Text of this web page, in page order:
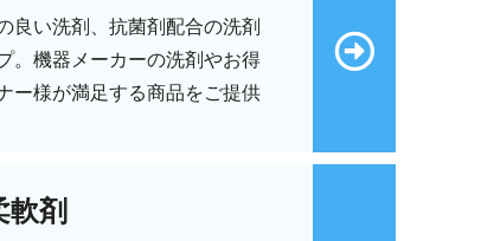
良い洗剤、抗菌剤配合の洗剤
。機器メーカーの洗剤やお得
ー様が満足する商品をご提供
軟剤